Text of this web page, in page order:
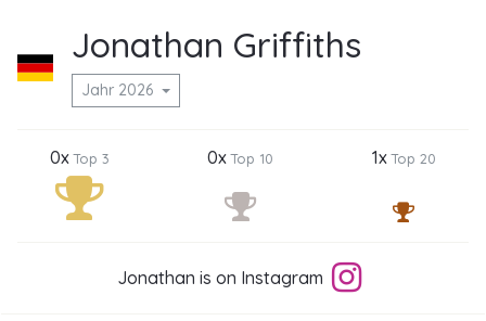
Jonathan Griffiths
Jahr 2026
0xTop 3 0xTop 10 1xTop 20
Jonathan is on Instagram